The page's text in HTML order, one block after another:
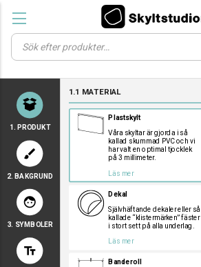
Products
search
a
a
aa
1. PRODUKT
brush
2. BAKGRUND
face
3. SYMBOLER
text_fields
1.1 MATERIAL
Plastskylt
Våra skyltar är gjorda i så
kallad skummad PVC och vi
har valt en optimal tjocklek
på 3 millimeter.
Läs mer
Dekal
Självhäftande dekaler eller så
kallade “klistermärken” fäster
i stort sett på alla underlag.
Läs mer
Banderoll